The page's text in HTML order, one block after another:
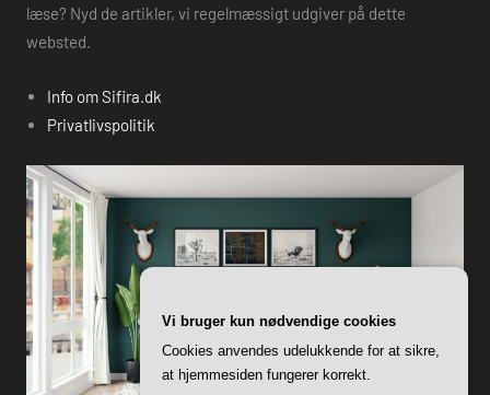
læse? Nyd de artikler, vi regelmæssigt udgiver på dette
websted.
Info om Sifira.dk
Privatlivspolitik
Vi bruger kun nødvendige cookies
Cookies anvendes udelukkende for at sikre,
at hjemmesiden fungerer korrekt.